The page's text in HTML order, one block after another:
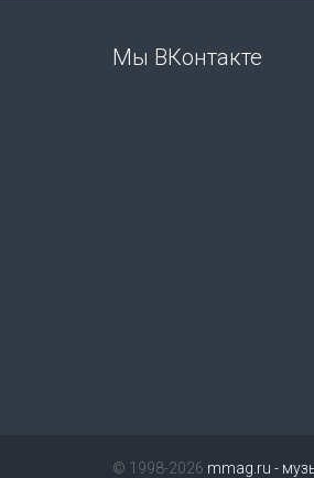
Мы ВКонтакте
© 1998-2026 mmag.ru -